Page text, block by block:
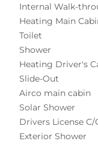
Internal Walk-
Heating Main
Toilet
Shower
Heating Driver's
Slide-Out
Airco main cabin
Solar Shower
Drivers License C/
Exterior Shower